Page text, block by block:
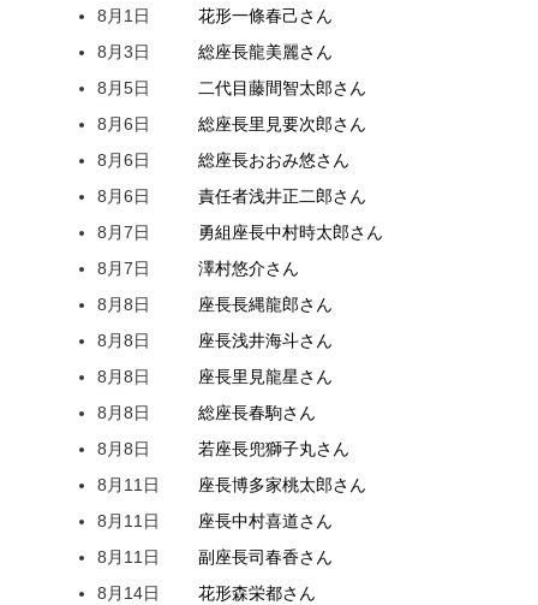
8月1日
花形一條春己さん
8月3日
総座長龍美麗さん
8月5日
二代目藤間智太郎さん
8月6日
総座長里見要次郎さん
8月6日
総座長おおみ悠さん
8月6日
責任者浅井正二郎さん
8月7日
勇組座長中村時太郎さん
8月7日
澤村悠介さん
8月8日
座長長縄龍郎さん
8月8日
座長浅井海斗さん
8月8日
座長里見龍星さん
8月8日
総座長春駒さん
8月8日
若座長兜獅子丸さん
8月11日
座長博多家桃太郎さん
8月11日
座長中村喜道さん
8月11日
副座長司春香さん
8月14日
花形森栄都さん